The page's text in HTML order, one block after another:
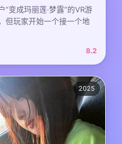
“变成玛丽莲·梦露”的VR游
但玩家开始一个接一个地
8.2
2025